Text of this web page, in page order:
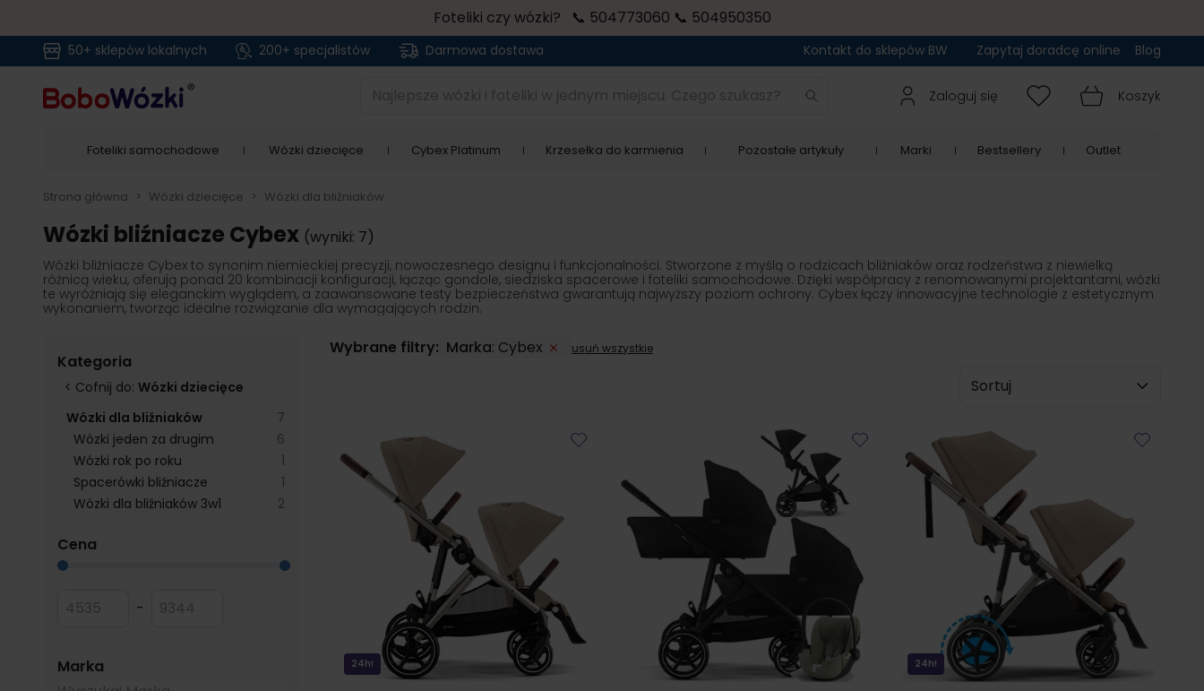
Foteliki czy wózki? 📞 504773060 📞 504950350
50+ sklepów lokalnych 200+ specjalistów Darmowa dostawa Kontakt do sklepów BW Zapytaj doradcę online Blog
Najlepsze wózki i foteliki w jednym miejscu. Czego szukasz? Zaloguj się Koszyk
Foteliki samochodowe Wózki dziecięce Cybex Platinum Krzesełka do karmienia Pozostałe artykuły Marki Bestsellery Outlet
Strona główna > Wózki dziecięce > Wózki dla bliźniaków
Wózki bliźniacze Cybex (wyniki: 7)
Wózki bliźniacze Cybex to synonim niemieckiej precyzji, nowoczesnego designu i funkcjonalności. Stworzone z myślą o rodzicach bliźniaków oraz rodzeństwa z niewielką
różnicą wieku, oferują ponad 20 kombinacji konfiguracji, łącząc gondole, siedziska spacerowe i foteliki samochodowe. Dzięki współpracy z renomowanymi projektantami, wózki
te wyróżniają się eleganckim wyglądem, a zaawansowane testy bezpieczeństwa gwarantują najwyższy poziom ochrony. Cybex łączy innowacyjne technologie z estetycznym
wykonaniem, tworząc idealne rozwiązanie dla wymagających rodzin.
Kategoria
< Cofnij do: Wózki dziecięce
Wózki dla bliźniaków
7
Wózki jeden za drugim
6 products available
Wózki rok po roku
1 products available
Spacerówki bliźniacze
1 products available
Wózki dla bliźniaków 3w1
2products available
Cena
Minimum value
- Maksymalna wartość
Marka
Wybrane filtry: Marka: Cybex usuń wszystkie
Sortuj wg
24h! 24h!